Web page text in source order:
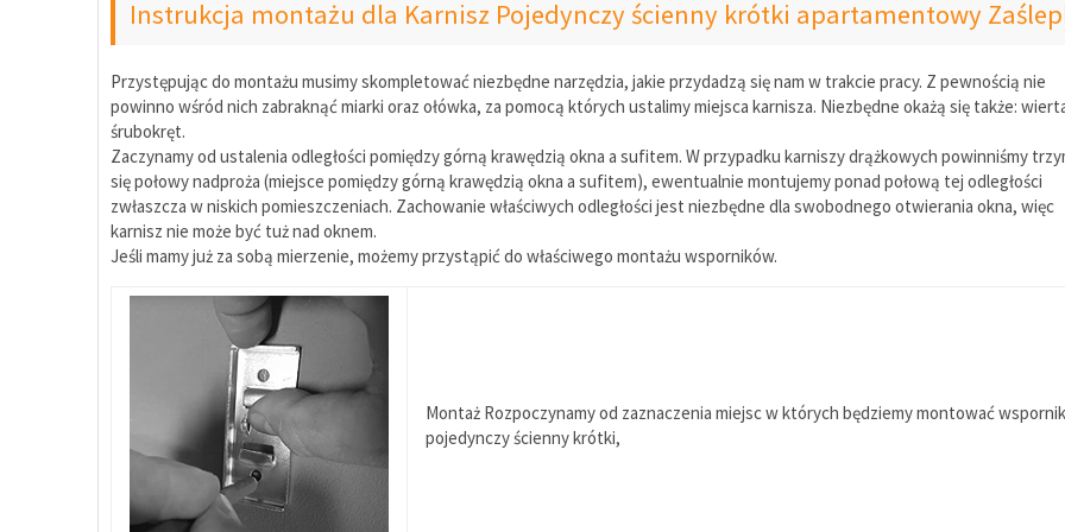
Instrukcja montażu dla Karnisz Pojedynczy ścienny krótki apartamentowy
Przystępując do montażu musimy skompletować niezbędne narzędzia, jakie przydadzą się nam w trakcie pracy. Z pewnością nie
powinno wśród nich zabraknąć miarki oraz ołówka, za pomocą których ustalimy miejsca karnisza. Niezbędne okażą się także:
śrubokręt.
Zaczynamy od ustalenia odległości pomiędzy górną krawędzią okna a sufitem. W przypadku karniszy drążkowych powinniśmy
się połowy nadproża (miejsce pomiędzy górną krawędzią okna a sufitem), ewentualnie montujemy ponad połową tej odległości
zwłaszcza w niskich pomieszczeniach. Zachowanie właściwych odległości jest niezbędne dla swobodnego otwierania okna, więc
karnisz nie może być tuż nad oknem.
Jeśli mamy już za sobą mierzenie, możemy przystąpić do właściwego montażu wsporników.
Montaż Rozpoczynamy od zaznaczenia miejsc w których będziemy montować wspornik
pojedynczy ścienny krótki,